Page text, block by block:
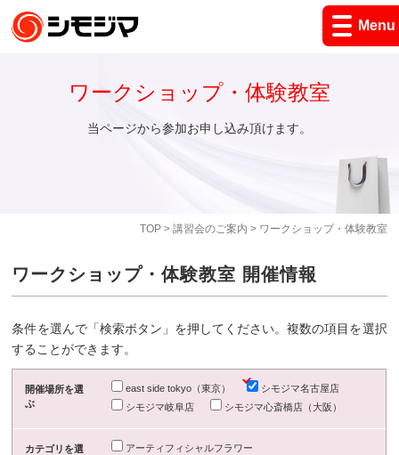
Menu
TOP> 講習会のご案内 > ワークショップ・体験教室
ワークショップ・体験教室
当ページから参加お申し込み頂けます。
ワークショップ・体験教室 開催情報
条件を選んで「検索ボタン」を押してください。複数の項目を選択
することができます。
開催場所を選
ぶ
east side tokyo（東京）
シモジマ名古屋店
シモジマ岐阜店
シモジマ心斎橋店（大阪）
カテゴリを選
アーティフィシャルフラワー